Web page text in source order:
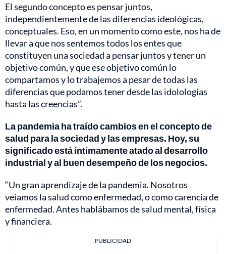
El segundo concepto es pensar juntos,
independientemente de las diferencias ideológicas,
conceptuales. Eso, en un momento como este, nos ha de
llevar a que nos sentemos todos los entes que
constituyen una sociedad a pensar juntos y tener un
objetivo común, y que ese objetivo común lo
compartamos y lo trabajemos a pesar de todas las
diferencias que podamos tener desde las idolologías
hasta las creencias”.
La pandemia ha traído cambios en el concepto de
salud para la sociedad y las empresas. Hoy, su
significado está íntimamente atado al desarrollo
industrial y al buen desempeño de los negocios.
“Un gran aprendizaje de la pandemia. Nosotros
veíamos la salud como enfermedad, o como carencia de
enfermedad. Antes hablábamos de salud mental, física
y financiera.
PUBLICIDAD